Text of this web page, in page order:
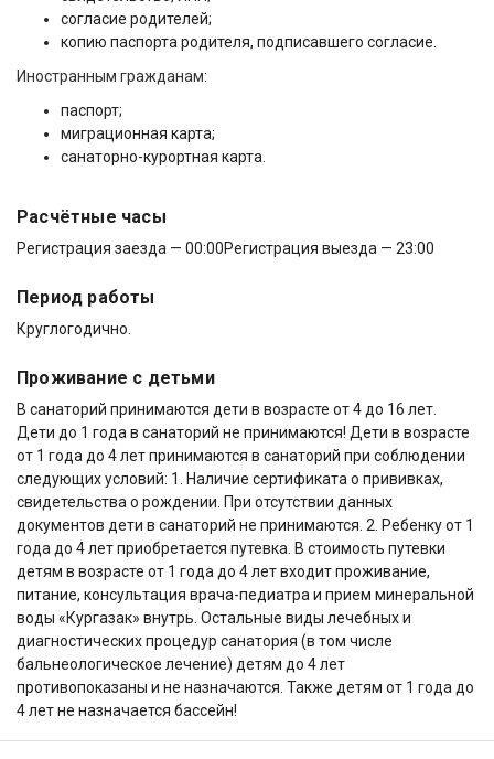
согласие родителей;
копию паспорта родителя, подписавшего согласие.
Иностранным гражданам:
паспорт;
миграционная карта;
санаторно-курортная карта.
Расчётные часы
Регистрация заезда — 00:00Регистрация выезда — 23:00
Период работы
Круглогодично.
Проживание с детьми
В санаторий принимаются дети в возрасте от 4 до 16 лет.
Дети до 1 года в санаторий не принимаются! Дети в возрасте
от 1 года до 4 лет принимаются в санаторий при соблюдении
следующих условий: 1. Наличие сертификата о прививках,
свидетельства о рождении. При отсутствии данных
документов дети в санаторий не принимаются. 2. Ребенку от 1
года до 4 лет приобретается путевка. В стоимость путевки
детям в возрасте от 1 года до 4 лет входит проживание,
питание, консультация врача-педиатра и прием минеральной
воды «Кургазак» внутрь. Остальные виды лечебных и
диагностических процедур санатория (в том числе
бальнеологическое лечение) детям до 4 лет
противопоказаны и не назначаются. Также детям от 1 года до
4 лет не назначается бассейн!